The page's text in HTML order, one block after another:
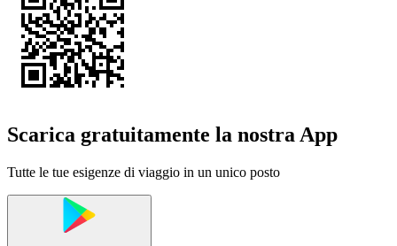
Scarica gratuitamente la nostra App
Tutte le tue esigenze di viaggio in un unico posto